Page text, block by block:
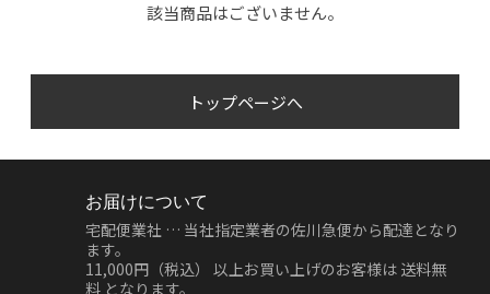
該当商品はございません。
トップページへ
お届けについて
宅配便業社 … 当社指定業者の佐川急便から配達となり
ます。
11,000円（税込）
以上お買い上げのお客様は 送料無
料 となります。